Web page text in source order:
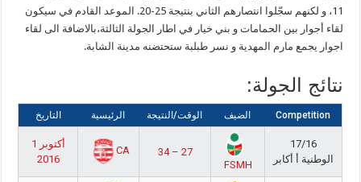
11، و لكنهم سجّلوا انتصارهم الثاني بنتيجة 25-20. الموعد القادم في سيكون
لقاء أجوار بين الحمامات و بني خيار في اطار الجولة الثالثة،بالاضافة الى لقاء
اجوار يجمع مارم المهدية و نسر طبلبة ستحتضنه مدينة الشابة.
نتائج الجولة:
التاريخ الرئيسية الوقت/النتيجة الضيف Competition
1 أكتوبر
2016
CA
34 – 27
FSMH
17/16
الوطنية أ أكابر